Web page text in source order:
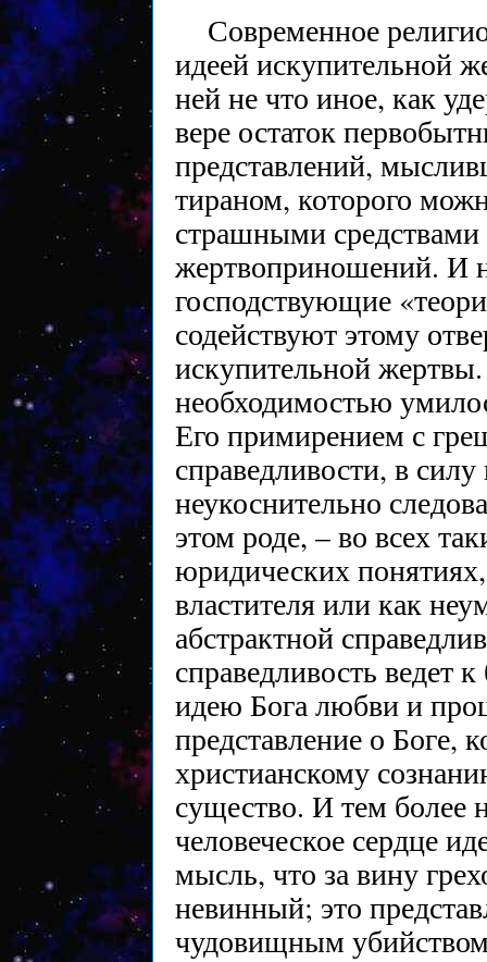
Современное
идеей искупительной
ней не что иное, как
вере остаток
представлений,
тираном, которого
страшными средствами
жертвоприношений. И
господствующие
содействуют этому
искупительной
необходимостью
Его примирением с
справедливости, в
неукоснительно
этом роде, – во всех
юридических
властителя или как
абстрактной
справедливость ведет
идею Бога любви и
представление о Боге,
христианскому
существо. И тем более
человеческое сердце
мысль, что за вину
невинный; это
чудовищным